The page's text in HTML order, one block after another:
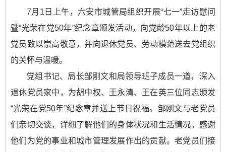
7月1日上午，六安市城管局组织开展“七一”走访慰问
暨“光荣在党50年”纪念章颁发活动，向党龄50年以上的老
党员致以崇高敬意，并向退休党员、劳动模范送去党组织
的关怀与温暖。
党组书记、局长邹刚文和局领导班子成员一道，深入
退休党员家中，为胡中权、王永清、王在英三位同志颁发
“光荣在党50年”纪念章并送上节日祝福。邹刚文与老党员
们亲切交谈，详细了解他们的身体状况和生活情况，感谢
他们为党的事业和城市管理发展作出的贡献。老党员们接